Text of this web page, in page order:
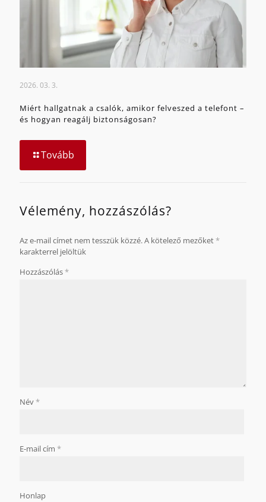
2026. 03. 3.
Miért hallgatnak a csalók, amikor felveszed a telefont –
és hogyan reagálj biztonságosan?
Tovább
Vélemény, hozzászólás?
Az e-mail címet nem tesszük közzé.A kötelező mezőket*
karakterrel jelöltük
Hozzászólás*
Név*
E-mail cím *
Honlap